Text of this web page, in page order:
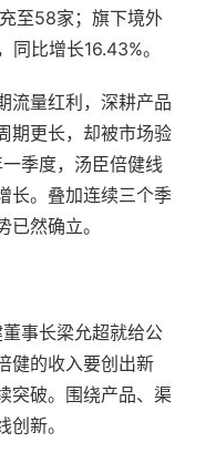
至58家；旗下境外
比增长16.43%。
流量红利，深耕产品
期更长，却被市场验
季度，汤臣倍健线
长。叠加连续三个季
然确立。
事长梁允超就给公
健的收入要创出新
突破。围绕产品、渠
新。